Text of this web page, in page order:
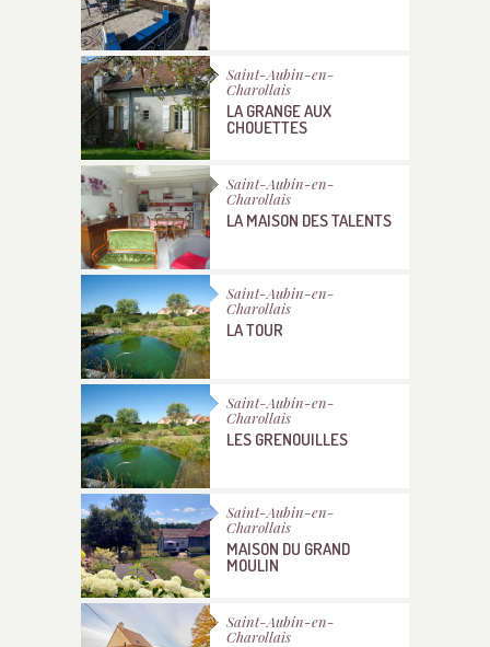
Saint-Aubin-en-
Charollais
LA GRANGE AUX
CHOUETTES
Saint-Aubin-en-
Charollais
LA MAISON DES TALENTS
Saint-Aubin-en-
Charollais
LA TOUR
Saint-Aubin-en-
Charollais
LES GRENOUILLES
Saint-Aubin-en-
Charollais
MAISON DU GRAND
MOULIN
Saint-Aubin-en-
Charollais